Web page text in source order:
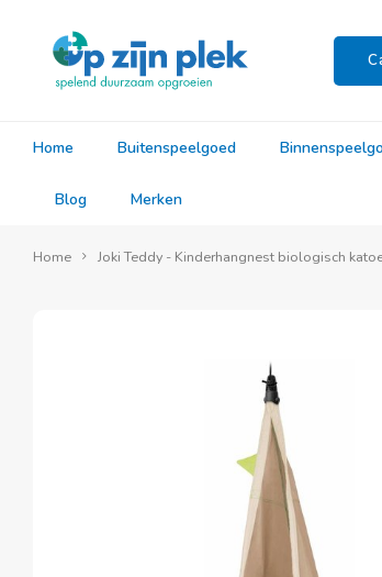
Home Buitenspeelgoed
Blog Merken
Home Joki Teddy - Kinderhangnest biologisch